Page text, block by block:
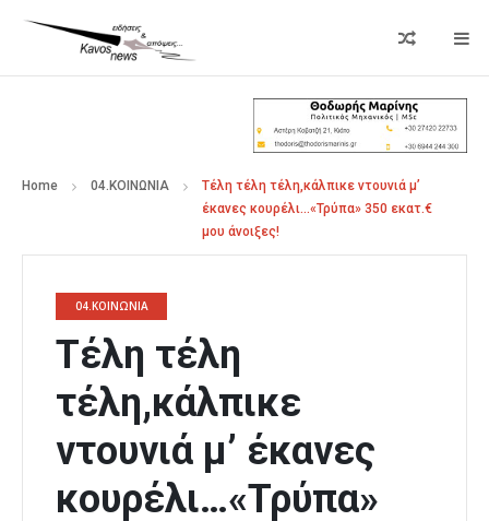
Home 04.ΚΟΙΝΩΝΙΑ
Τέλη τέλη τέλη,κάλπικε ντουνιά μ’
έκανες κουρέλι…«Τρύπα» 350 εκατ.€
μου άνοιξες!
04.ΚΟΙΝΩΝΙΑ
Τέλη τέλη
τέλη,κάλπικε
ντουνιά μ’ έκανες
κουρέλι…«Τρύπα»